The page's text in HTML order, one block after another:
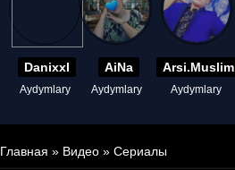
Danixxl
Aydymlary
AiNa
Aydymlary
Arsi.Muslim
Aydymlary
Главная » Видео » Сериалы